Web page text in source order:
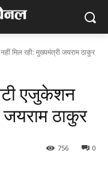
मिल रही: मुख्यमंत्री जयराम ठाकुर
एजुकेशन
जयराम ठाकुर
0
756